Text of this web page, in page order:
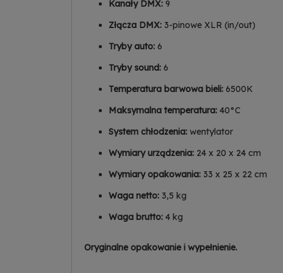
Kanały DMX: 9
Złącza DMX: 3-pinowe XLR (in/out)
Tryby auto: 6
Tryby sound: 6
Temperatura barwowa bieli: 6500K
Maksymalna temperatura: 40°C
System chłodzenia: wentylator
Wymiary urządzenia: 24 x 20 x 24 cm
Wymiary opakowania: 33 x 25 x 22 cm
Waga netto: 3,5 kg
Waga brutto: 4 kg
Oryginalne opakowanie i wypełnienie.